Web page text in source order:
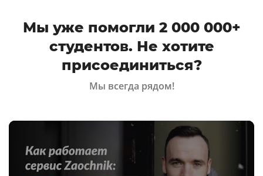
Мы уже помогли 2 000 000+
студентов. Не хотите
присоединиться?
Мы всегда рядом!